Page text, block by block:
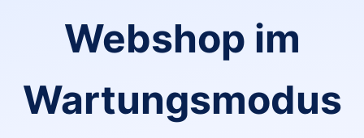
Webshop im
Wartungsmodus